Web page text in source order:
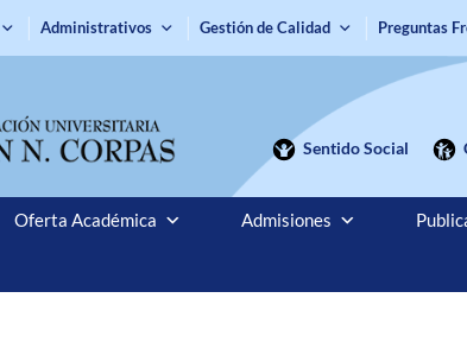
Administrativos Gestión de Calidad Preguntas
Sentido Social
Oferta Académica Admisiones